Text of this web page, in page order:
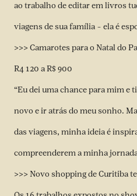
ao trabalho de editar em livros
viagens de sua família – ela é
>>> Camarotes para o Natal do
R4 120 a R$ 900
“Eu dei uma chance para mim e
novo e ir atrás do meu sonho.
das viagens, minha ideia é
compreenderem a minha
>>> Novo shopping de Curitiba